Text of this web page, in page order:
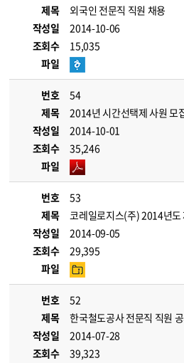
제목
외국인 전문직 직원 채용
작성일
2014-10-06
조회수
15,035
파일
번호
54
제목
2014년 시간선택제 사원 모
작성일
2014-10-01
조회수
35,246
파일
번호
53
제목
코레일로지스(주) 2014년도
작성일
2014-09-05
조회수
29,395
파일
번호
52
제목
한국철도공사 전문직 직원
작성일
2014-07-28
조회수
39,323